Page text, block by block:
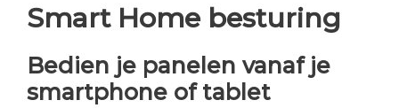
Smart Home besturing
Bedien je panelen vanaf je
smartphone of tablet